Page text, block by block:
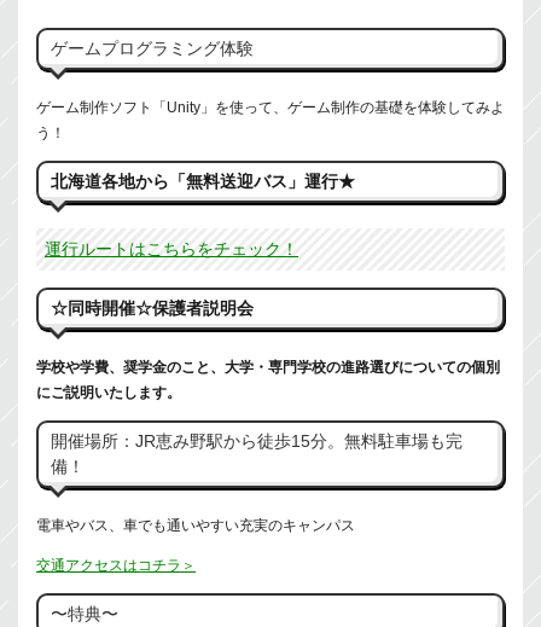
ゲームプログラミング体験
ゲーム制作ソフト「Unity」を使って、ゲーム制作の基礎を体験してみよ
う！
北海道各地から「無料送迎バス」運行★
運行ルートはこちらをチェック！
☆同時開催☆保護者説明会
学校や学費、奨学金のこと、大学・専門学校の進路選びについての個別
にご説明いたします。
開催場所：JR恵み野駅から徒歩15分。無料駐車場も完
備！
電車やバス、車でも通いやすい充実のキャンパス
交通アクセスはコチラ＞
〜特典〜